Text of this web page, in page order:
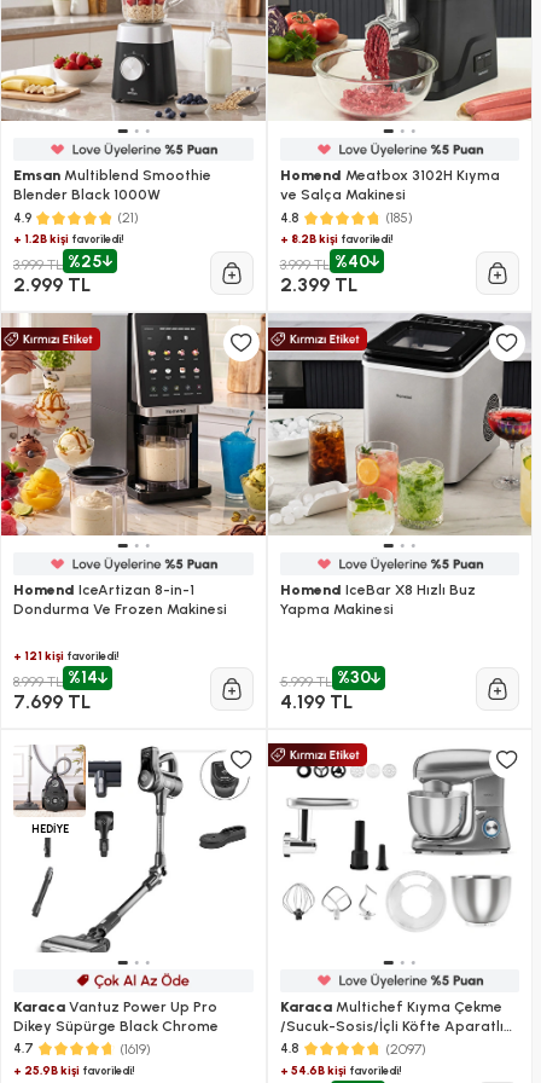
Emsan Multiblend Smoothie
Blender Black 1000W
4.9 (21)
+ 1.2B kişi favoriledi!
3.999 TL %25
2.999 TL
Homend Meatbox 3102H Kıyma
ve Salça Makinesi
4.8 (185)
+ 8.2B kişifavoriledi!
3.999 TL %40
2.399 TL
Homend IceArtizan 8-in-1
Dondurma Ve Frozen Makinesi
+ 121 kişi favoriledi!
8.999 TL %14
7.699 TL
Homend IceBar X8 Hızlı Buz
Yapma Makinesi
5.999 TL %30
4.199 TL
HEDİYE
Karaca Vantuz Power Up Pro
Dikey Süpürge Black Chrome
4.7 (1619)
+ 25.9B kişi favoriledi!
KaracaMultichef Kıyma Çekme
/Sucuk-Sosis/İçli Köfte Aparatlı
Hamur Yoğurma Makinesi Antrasit
1900W 5,5L
4.8 (2097)
+ 54.6B kişifavoriledi!